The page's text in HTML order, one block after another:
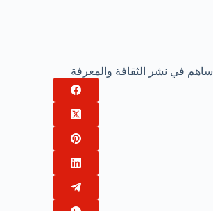
ساهم في نشر الثقافة والمعرفة